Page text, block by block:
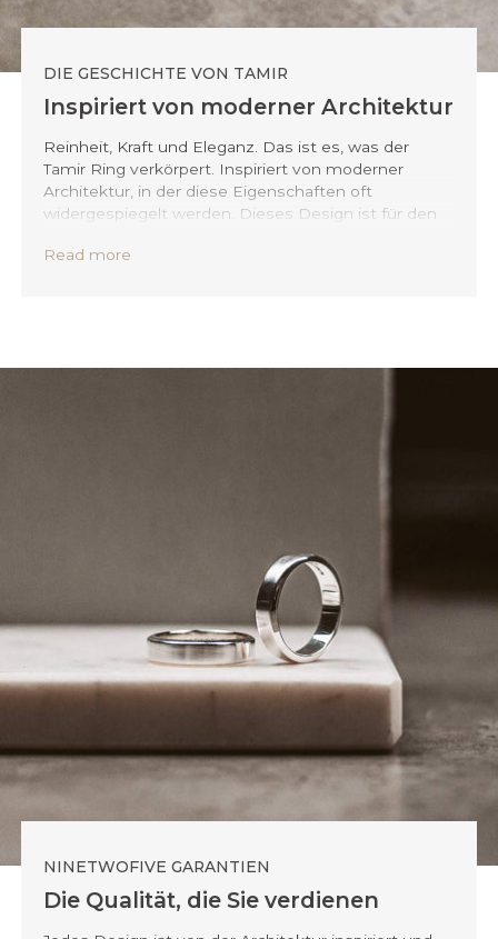
DIE GESCHICHTE VON TAMIR
Inspiriert von moderner Architektur
Reinheit, Kraft und Eleganz. Das ist es, was der
Tamir Ring verkörpert. Inspiriert von moderner
Architektur, in der diese Eigenschaften oft
widergespiegelt werden. Dieses Design ist für den
zeitlosen Entwurf sucht. Dank seiner zeitlosen
Read more
NINETWOFIVE GARANTIEN
Die Qualität, die Sie verdienen